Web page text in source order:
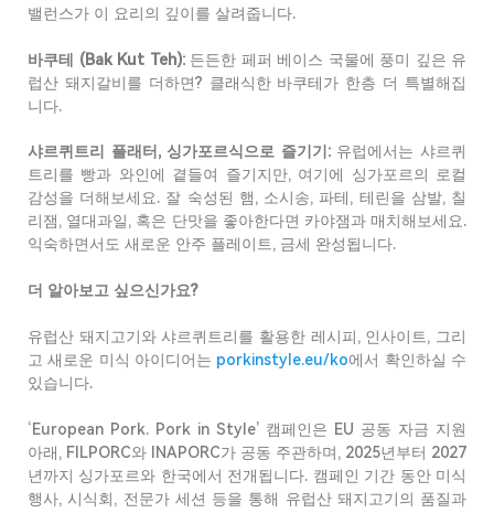
밸런스가 이 요리의 깊이를 살려줍니다.
바쿠테 (Bak Kut Teh): 든든한 페퍼 베이스 국물에 풍미 깊은 유
럽산 돼지갈비를 더하면? 클래식한 바쿠테가 한층 더 특별해집
니다.
샤르퀴트리 플래터 , 싱가포르식으로 즐기기 : 유럽에서는 샤르퀴
트리를 빵과 와인에 곁들여 즐기지만, 여기에 싱가포르의
로컬
감성을 더해보세요. 잘 숙성된 햄, 소시송, 파테, 테린을 삼발, 칠
리잼, 열대과일, 혹은 단맛을 좋아한다면 카야잼과 매치해보세요.
익숙하면서도 새로운 안주 플레이트, 금세 완성됩니다.
더 알아보고 싶으신가요?
유럽산 돼지고기와 샤르퀴트리를 활용한 레시피, 인사이트, 그리
고 새로운 미식 아이디어는 porkinstyle.eu/ko에서 확인하실 수
있습니다.
‘European Pork. Pork in Style’ 캠페인은 EU 공동 자금 지원
아래, FILPORC와 INAPORC가 공동 주관하며, 2025년부터 2027
년까지 싱가포르와 한국에서 전개됩니다. 캠페인 기간 동안 미식
행사,시식회, 전문가 세션 등을 통해 유럽산 돼지고기의 품질과